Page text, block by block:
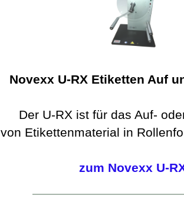
Novexx U-RX Etiketten Auf
Der U-RX ist für das Auf-
von Etikettenmaterial in
zum Novexx U-